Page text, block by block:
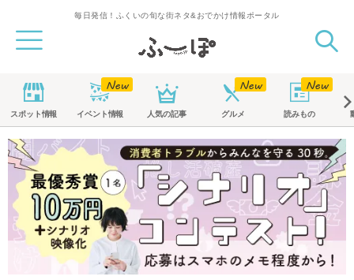
毎日発信！ふくいの旬な街ネタ&おでかけ情報ポータル
スポット情報 イベント情報 人気の記事 グルメ 読みもの